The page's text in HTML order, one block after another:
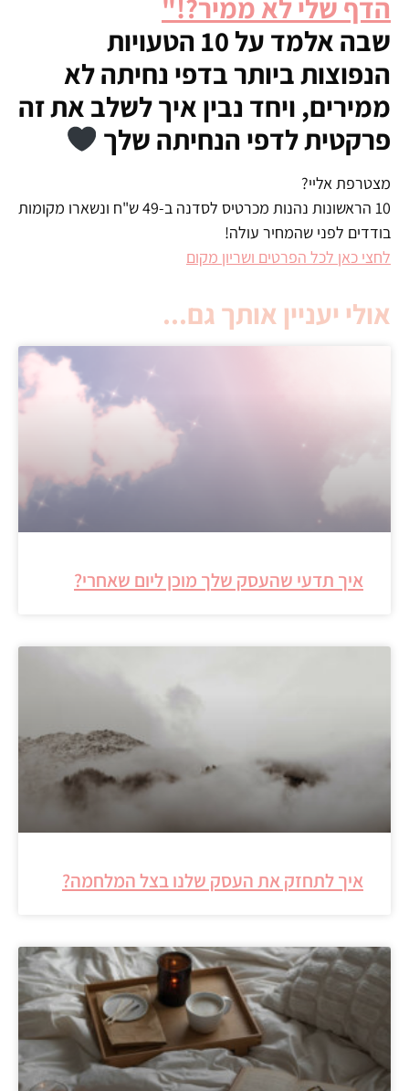
הדף שלי לא ממיר?!"
שבה אלמד על 10 הטעויות
הנפוצות ביותר בדפי נחיתה לא
ממירים, ויחד נבין איך לשלב את זה
פרקטית לדפי הנחיתה שלך
מצטרפת אליי?
10 הראשונות נהנות מכרטיס לסדנה ב-49 ש"ח ונשארו מקומות
בודדים לפני שהמחיר עולה!
לחצי כאן לכל הפרטים ושריון מקום
אולי יעניין אותך גם...
איך תדעי שהעסק שלך מוכן ליום שאחרי?
איך לתחזק את העסק שלנו בצל המלחמה?